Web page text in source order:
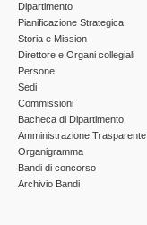
Dipartimento
Pianificazione Strategica
Storia e Mission
Direttore e Organi collegiali
Persone
Sedi
Commissioni
Bacheca di Dipartimento
Amministrazione Trasparente
Organigramma
Bandi di concorso
Archivio Bandi